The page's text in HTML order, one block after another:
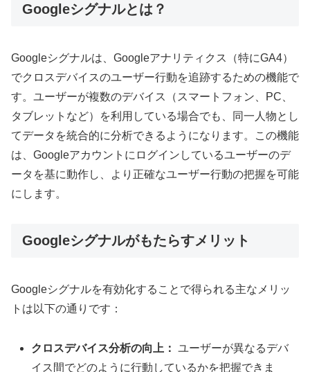
Googleシグナルとは？
Googleシグナルは、Googleアナリティクス（特にGA4）
でクロスデバイスのユーザー行動を追跡するための機能で
す。ユーザーが複数のデバイス（スマートフォン、PC、
タブレットなど）を利用している場合でも、同一人物とし
てデータを統合的に分析できるようになります。この機能
は、Googleアカウントにログインしているユーザーのデ
ータを基に動作し、より正確なユーザー行動の把握を可能
にします。
Googleシグナルがもたらすメリット
Googleシグナルを有効化することで得られる主なメリッ
トは以下の通りです：
クロスデバイス分析の向上： ユーザーが異なるデバ
イス間でどのように行動しているかを把握できま